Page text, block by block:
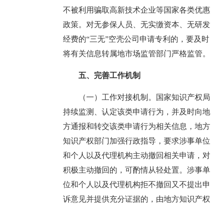
不被利用骗取高新技术企业等国家各类优惠
政策。对无参保人员、无实缴资本、无研发
经费的“三无”空壳公司申请专利的，要及时
将有关信息转属地市场监管部门严格监管。
五、完善工作机制
（一）工作对接机制。国家知识产权局
持续监测、认定该类申请行为，并及时向地
方通报和转交该类申请行为相关信息，地方
知识产权部门加强行政指导，要求涉事单位
和个人以及代理机构主动撤回相关申请，对
积极主动撤回的，可酌情从轻处置。涉事单
位和个人以及代理机构拒不撤回又不提出申
诉意见并提供充分证据的，由地方知识产权